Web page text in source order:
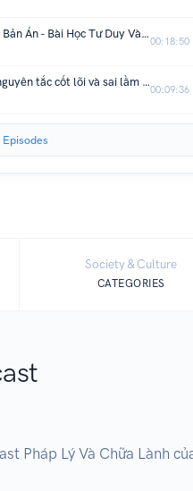
Review Sách Đằng Sau Những Bản Án - Bài Học Tư Duy Và Kỹ Năng Bào Chữa
00:18:50
Soạn thảo hợp đồng - những nguyên tắc cốt lõi và sai lầm phổ biến (Tập 2)
00:09:36
Society & Culture
CATEGORIES
Pháp Lý Và Chữa Lành